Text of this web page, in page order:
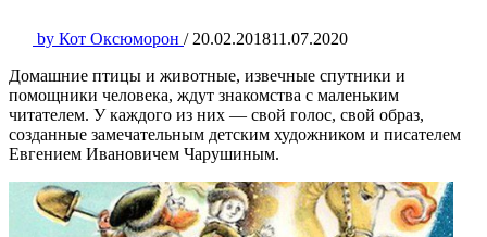
by Кот Оксюморон / 20.02.201811.07.2020
Домашние птицы и животные, извечные спутники и
помощники человека, ждут знакомства с маленьким
читателем. У каждого из них — свой голос, свой образ,
созданные замечательным детским художником и писателем
Евгением Ивановичем Чарушиным.